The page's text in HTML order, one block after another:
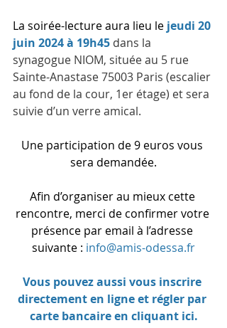
La soirée-lecture aura lieu le jeudi 20
juin 2024 à 19h45 dans la
synagogue NIOM, situéeau 5 rue
Sainte-Anastase 75003 Paris (escalier
au fond de la cour, 1er étage) et sera
suivie d’un verre amical.
Une participation de 9 euros vous
sera demandée.
Afin d’organiser au mieux cette
rencontre, merci de confirmer votre
présence par email à l’adresse
suivante : info@amis-odessa.fr
Vous pouvez aussi vous inscrire
directement en ligne et régler par
carte bancaire en cliquant ici.